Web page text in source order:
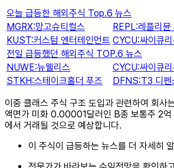
오늘 급등한 해외주식 Top.6 뉴스
MGRX:망고슈티컬스
REPL:레플리뮨
KUST:커스텀 엔터테인먼트 CYCU:싸이큐리
전일 급등했던 해외주식 TOP.6 뉴스
NUWE:뉴웰리스
CYCU:싸이큐리
STKH:스테이크홀더 푸즈
DFNS:T3 디펜
이중 클래스 주식 구조 도입과 관련하여 회
액면가 미화 0.00001달러인 B종 보통주 2
에서 거래될 것으로 예상합니다.
이 주식이 급등하는 뉴스를 더 자세히